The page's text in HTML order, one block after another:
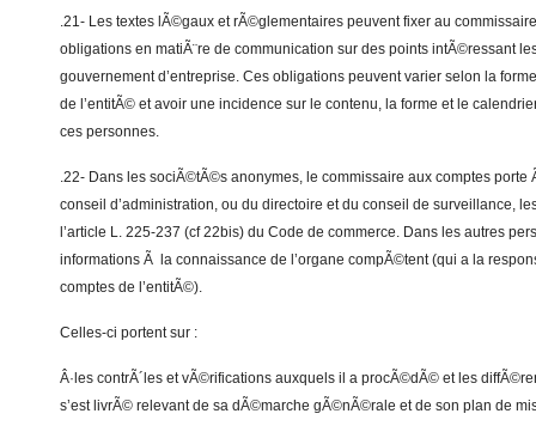
.21- Les textes lÃ©gaux et rÃ©glementaires peuvent fixer au
obligations en matiÃ¨re de communication sur des points intÃ©ressant
gouvernement d’entreprise. Ces obligations peuvent varier selon la
de l’entitÃ© et avoir une incidence sur le contenu, la forme et le
ces personnes.
.22- Dans les sociÃ©tÃ©s anonymes, le commissaire aux comptes
conseil d’administration, ou du directoire et du conseil de surveillance,
l’article L. 225-237 (cf 22bis) du Code de commerce. Dans les autres
informations Ã la connaissance de l’organe compÃ©tent (qui a la
comptes de l’entitÃ©).
Celles-ci portent sur :
Â·les contrÃ´les et vÃ©rifications auxquels il a procÃ©dÃ© et les
s’est livrÃ© relevant de sa dÃ©marche gÃ©nÃ©rale et de son plan de